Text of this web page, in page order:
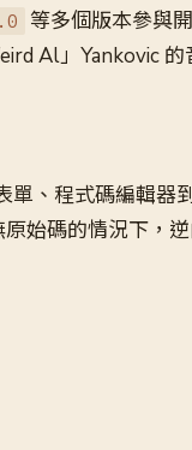
等多個版本參與
Al」Yankovic
單、程式碼編輯器
原始碼的情況下，